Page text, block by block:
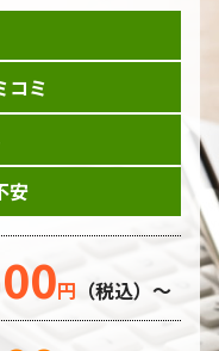
い合わせやご質問、
みなど、当ホームペ
先、勤務先等の個人
て収集致します。
場合、個人情報の取
監督をおこないます。
コミ
安
円 （税込）～